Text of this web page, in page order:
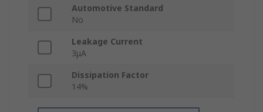
Automotive Standard
No
Leakage Current
3μA
Dissipation Factor
14%